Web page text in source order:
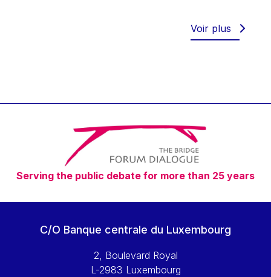
Timothy Radcliffe
Vaclav Klaus
Vassilios Skouris
Vítor Manuel da Silva Caldeira
Viviane Reding
Walter Hagg
Wolfgang Ketterle
Voir plus
Serving the public debate for more than 25 years
C/O Banque centrale du Luxembourg
2, Boulevard Royal
L-2983 Luxembourg